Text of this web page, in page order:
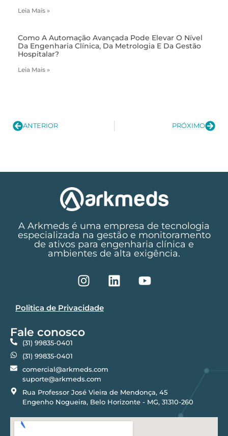
Leia Mais »
Como A Automação Avançada Pode Elevar O Nível
Da Engenharia Clínica, Da Metrologia E Da Gestão
Hospitalar?
Leia Mais »
ANTERIOR PRÓXIMO
A Arkmeds é uma empresa de tecnologia
especializada na gestão e monitoramento
de ativos para engenharia clínica e
ambientes de alta exigência.
Politica de Privacidade
Fale conosco
(31) 99835-0401
(31) 99835-0401
comercial@arkmeds.com
suporte@arkmeds.com
Rua Professor José Vieira de Mendonça, 45
Engenho Nogueira, Belo Horizonte - MG, 31310-260